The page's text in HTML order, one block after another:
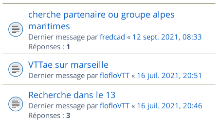
cherche partenaire ou groupe alpes
maritimes
Dernier message par fredcad « 12 sept. 2021, 08:33
Réponses : 1
VTTae sur marseille
Dernier message par flofloVTT« 16 juil. 2021, 20:51
Recherche dans le 13
Dernier message par flofloVTT« 16 juil. 2021, 20:46
Réponses : 3